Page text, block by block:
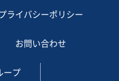
ライバシーポリシー
お問い合わせ
ープ